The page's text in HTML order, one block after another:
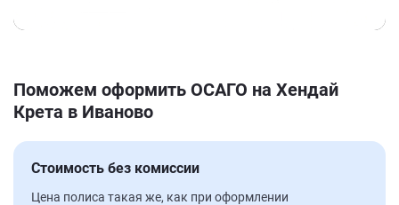
Поможем оформить ОСАГО на Хендай
Крета в Иваново
Стоимость без комиссии
Цена полиса такая же, как при оформлении